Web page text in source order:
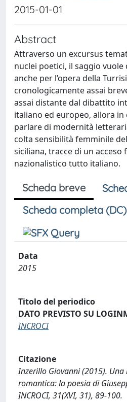
2015-01-01
Abstract
Attraverso un excursus
nuclei poetici, il saggio
anche per l’opera della
cronologicamente assai
assai distante dal dibattito
italiano ed europeo, allora in
parlare di modernità
colta sensibilità femminile
siciliana, tracce di un acceso
nazionalistico tutto italiano.
Scheda breve
Scheda completa (DC)
Data
2015
Titolo del periodico
DATO PREVISTO SU
INCROCI
Citazione
Inzerillo Giovanni (2015).
romantica: la poesia di
INCROCI, 31(XVI, 31), 89-100.